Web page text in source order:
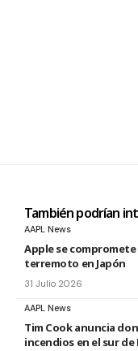
También podrían
AAPL News
Apple se compromete
terremoto en Japón
31 Julio 2026
AAPL News
Tim Cook anuncia
incendios en el sur de